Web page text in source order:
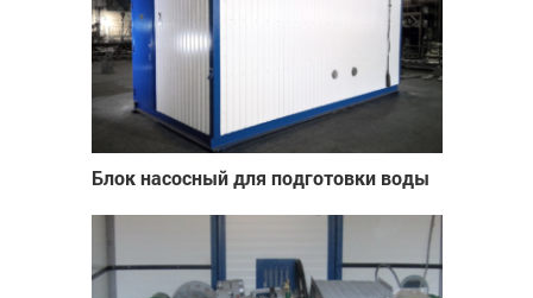
Блок насосный для подготовки воды